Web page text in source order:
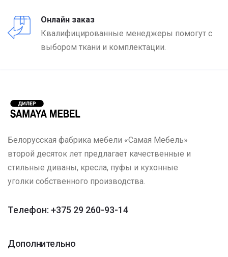
Онлайн заказ
Квалифицированные менеджеры помогут с
выбором ткани и комплектации.
Белорусская фабрика мебели «Самая Мебель»
второй десяток лет предлагает качественные и
стильные диваны, кресла, пуфы и кухонные
уголки собственного производства.
Телефон: +375 29 260-93-14
Дополнительно